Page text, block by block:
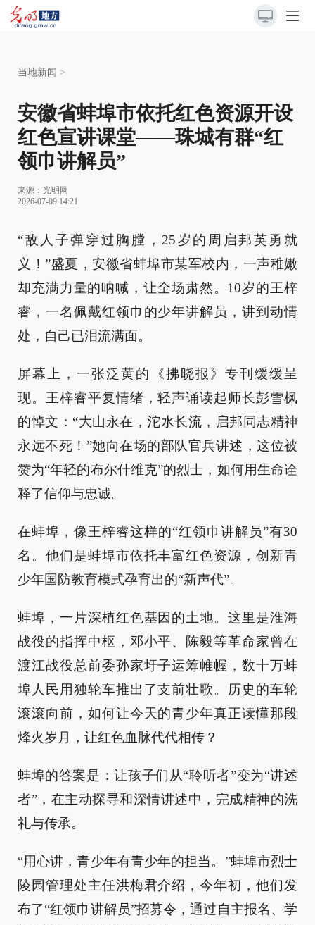
当地新闻 >
安徽省蚌埠市依托红色资源开设
红色宣讲课堂——珠城有群“红
领巾讲解员”
来源： 光明网
2026-07-09 14:21
“敌人子弹穿过胸膛，25岁的周启邦英勇就
义！”盛夏，安徽省蚌埠市某军校内，一声稚嫩
却充满力量的呐喊，让全场肃然。10岁的王梓
睿，一名佩戴红领巾的少年讲解员，讲到动情
处，自己已泪流满面。
屏幕上，一张泛黄的《拂晓报》专刊缓缓呈
现。王梓睿平复情绪，轻声诵读起师长彭雪枫
的悼文：“大山永在，沱水长流，启邦同志精神
永远不死！”她向在场的部队官兵讲述，这位被
赞为“年轻的布尔什维克”的烈士，如何用生命诠
释了信仰与忠诚。
在蚌埠，像王梓睿这样的“红领巾讲解员”有30
名。他们是蚌埠市依托丰富红色资源，创新青
少年国防教育模式孕育出的“新声代”。
蚌埠，一片深植红色基因的土地。这里是淮海
战役的指挥中枢，邓小平、陈毅等革命家曾在
渡江战役总前委孙家圩子运筹帷幄，数十万蚌
埠人民用独轮车推出了支前壮歌。历史的车轮
滚滚向前，如何让今天的青少年真正读懂那段
烽火岁月，让红色血脉代代相传？
蚌埠的答案是：让孩子们从“聆听者”变为“讲述
者”，在主动探寻和深情讲述中，完成精神的洗
礼与传承。
“用心讲，青少年有青少年的担当。”蚌埠市烈士
陵园管理处主任洪梅君介绍，今年初，他们发
布了“红领巾讲解员”招募令，通过自主报名、学